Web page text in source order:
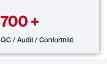
700+
QC / Audit / Conformité